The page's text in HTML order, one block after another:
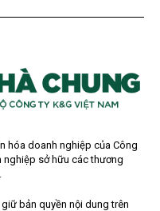
hóa doanh nghiệp của Công
nghiệp sở hữu các thương
bản quyền nội dung trên